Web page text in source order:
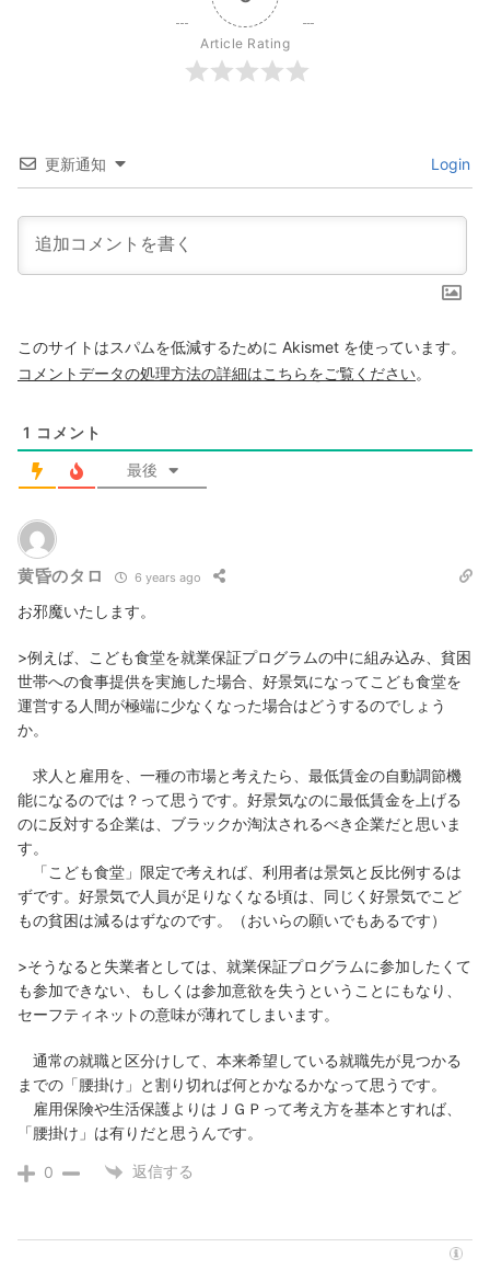
Article Rating
更新通知 Login
このサイトはスパムを低減するために Akismet を使っています。
コメントデータの処理方法の詳細はこちらをご覧ください。
1 コメント
最後
黄昏のタロ 6 years ago
お邪魔いたします。
>例えば、こども食堂を就業保証プログラムの中に組み込み、貧困
世帯への食事提供を実施した場合、好景気になってこども食堂を
運営する人間が極端に少なくなった場合はどうするのでしょう
か。
求人と雇用を、一種の市場と考えたら、最低賃金の自動調節機
能になるのでは？って思うです。好景気なのに最低賃金を上げる
のに反対する企業は、ブラックか淘汰されるべき企業だと思いま
す。
「こども食堂」限定で考えれば、利用者は景気と反比例するは
ずです。好景気で人員が足りなくなる頃は、同じく好景気でこど
もの貧困は減るはずなのです。（おいらの願いでもあるです）
>そうなると失業者としては、就業保証プログラムに参加したくて
も参加できない、もしくは参加意欲を失うということにもなり、
セーフティネットの意味が薄れてしまいます。
通常の就職と区分けして、本来希望している就職先が見つかる
までの「腰掛け」と割り切れば何とかなるかなって思うです。
雇用保険や生活保護よりはＪＧＰって考え方を基本とすれば、
「腰掛け」は有りだと思うんです。
0 返信する